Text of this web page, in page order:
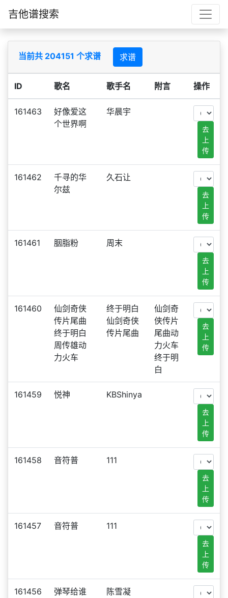
吉他谱搜索
当前共 204151 个求谱 求谱
ID 歌名 歌手名 附言 操作
161463
好像爱这
个世界啊
华晨宇
去
上
传
161462
千寻的华
尔兹
久石让
去
上
传
161461 胭脂粉 周末
去
上
传
161460
仙剑奇侠
传片尾曲
终于明白
周传雄动
力火车
终于明白
仙剑奇侠
传片尾曲
仙剑奇
侠传片
尾曲动
力火车
终于明
白
去
上
传
161459 悦神 KBShinya
去
上
传
161458 音符普 111
去
上
传
161457 音符普 111
去
上
传
161456
弹琴给谁
陈雪凝